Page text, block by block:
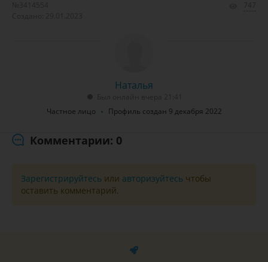
Наталья
Частное лицо
Профиль создан 9 декабря 2022
Комментарии: 0
Зарегистрируйтесь или авторизуйтесь чтобы
оставить комментарий.